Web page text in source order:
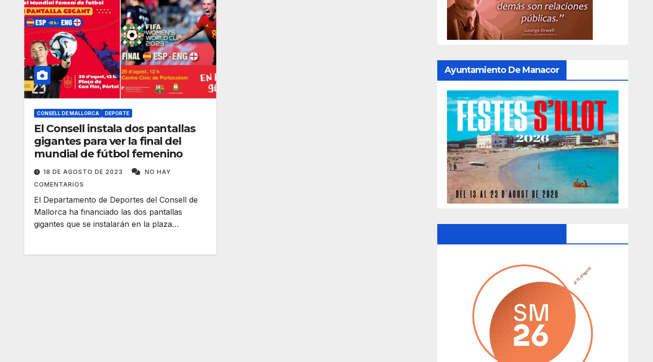
CONSELL DE MALLORCA DEPORTE
El Consell instala dos pantallas
gigantes para ver la final del
mundial de fútbol femenino
18 DE AGOSTO DE 2023
NO HAY
COMENTARIOS
El Departamento de Deportes del Consell de
Mallorca ha financiado las dos pantallas
gigantes que se instalarán en la plaza…
Ayuntamiento De Manacor